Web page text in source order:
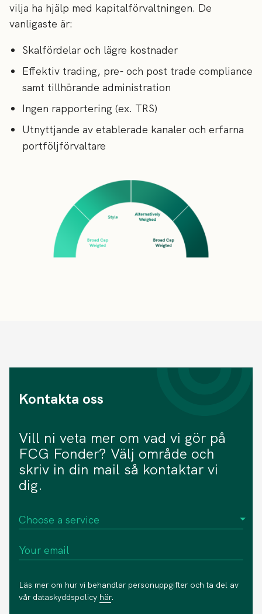
vilja ha hjälp med kapitalförvaltningen. De
vanligaste är:
Skalfördelar och lägre kostnader
Effektiv trading, pre- och post trade compliance
samt tillhörande administration
Ingen rapportering (ex. TRS)
Utnyttjande av etablerade kanaler och erfarna
portföljförvaltare
Kontakta oss
Vill ni veta mer om vad vi gör på
FCG Fonder? Välj område och
skriv in din mail så kontaktar vi
dig.
Läs mer om hur vi behandlar personuppgifter och ta del av
vår dataskyddspolicy här.